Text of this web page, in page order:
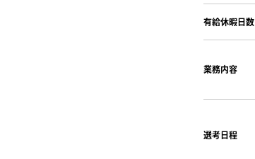
有給休暇日数
業務内容
選考日程